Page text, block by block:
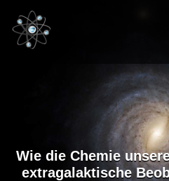
Wie die Chemie
extragalaktische